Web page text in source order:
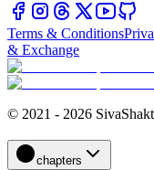
Terms & Conditions
& Exchange
© 2021 - 2026
chapters